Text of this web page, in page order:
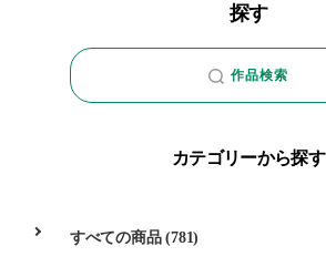
探す
作品検索
カテゴリーから探す
すべての商品(781)